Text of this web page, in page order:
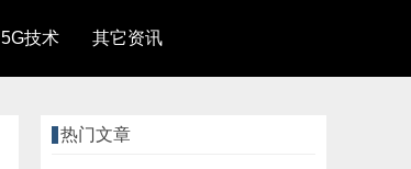
5G技术 其它资讯
热门文章